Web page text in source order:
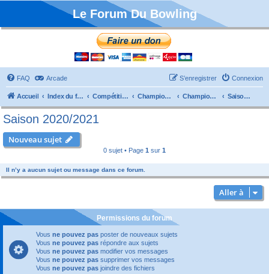
Le Forum Du Bowling
FAQ Arcade Connexion
S’enregistrer
Accueil Index du forum Compétitions Championnats de France Championnat Départemental Saison 2020/2021
Saison 2020/2021
Nouveau sujet
0 sujet • Page 1 sur 1
Il n’y a aucun sujet ou message dans ce forum.
Aller à
Permissions du forum
Vous ne pouvez pas poster de nouveaux sujets
Vous ne pouvez pas répondre aux sujets
Vous ne pouvez pas modifier vos messages
Vous ne pouvez pas supprimer vos messages
Vous ne pouvez pas joindre des fichiers